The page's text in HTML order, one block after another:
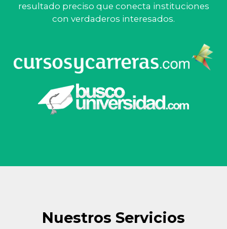
resultado preciso que conecta instituciones
con verdaderos interesados.
Nuestros Servicios